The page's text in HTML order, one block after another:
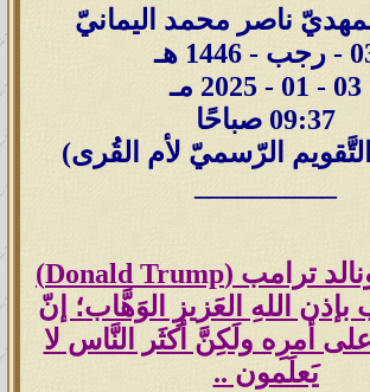
ناصر محمد اليمانيّ
1446 هـ
03 - 01 - 2025 مـ
09:37 صباحًا
الرّسميّ لأم القُرى)
فَليسقُط دونالد ترامب (Donald Trump)
بإذن اللهِ العَزيزِ الوَهَّاب؛ إنّ
أمرِه ولَكِنَّ أكثَر النَّاس لا
يَعلَمون ..